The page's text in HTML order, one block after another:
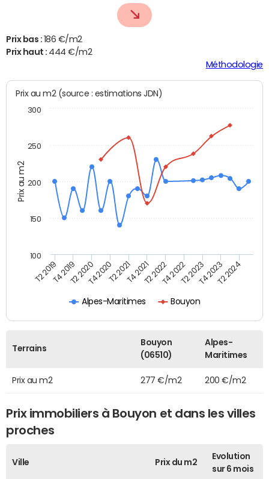
Prix bas : 186 €/m2
Prix haut : 444 €/m2
Méthodologie
Prix au m2
Prix au m2 (source : estimations JDN)
Alpes-Maritimes Bouyon
T2 2019T4 2019T2 2020T4 2020T2 2021T4 2021T2 2022T4 2022T2 2023T4 2023T2 2024
100
150
200
250
300
Terrains
Bouyon
(06510)
Alpes-
Maritimes
Prix au m2 277 €/m2 200 €/m2
Prix immobiliers à Bouyon et dans les villes
proches
Ville Prix du m2
Evolution
sur 6 mois